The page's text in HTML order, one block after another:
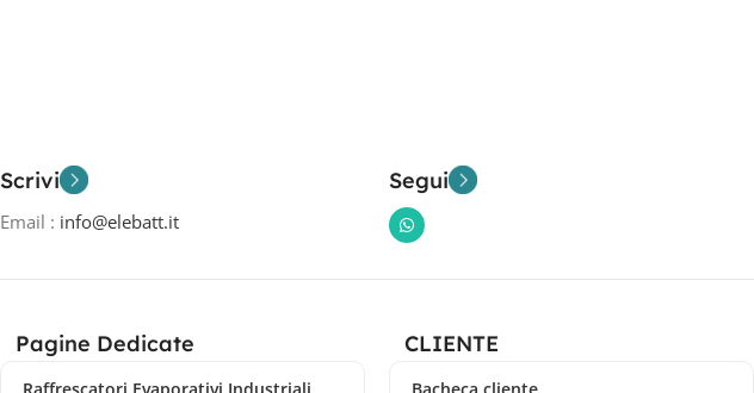
Scrivi
Email : info@elebatt.it
Segui
Pagine Dedicate
Raffrescatori Evaporativi Industriali
CLIENTE
Bacheca cliente